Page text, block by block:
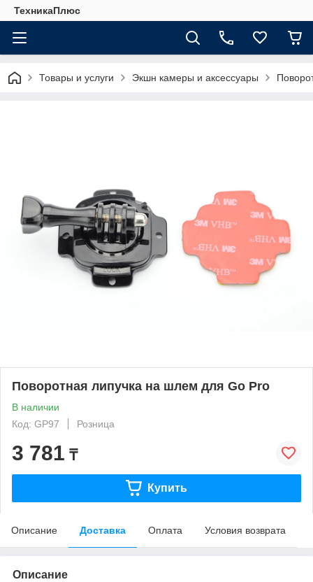
ТехникаПлюс
Товары и услуги Экшн камеры и аксессуары
Поворотная липучка на шлем для Go Pro
В наличии
Код: GP97
Розница
3 781 ₸
Купить
Описание Доставка Оплата Условия возврата
Описание